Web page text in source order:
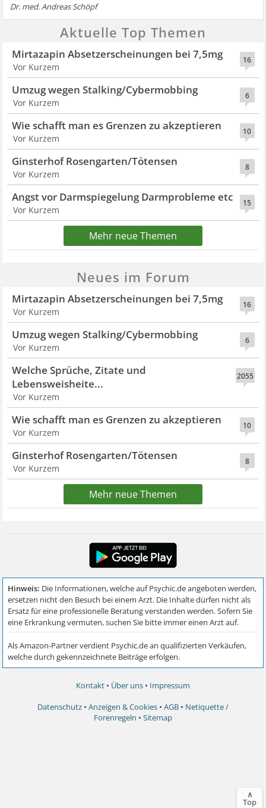
Dr. med. Andreas Schöpf
Aktuelle Top Themen
16
Mirtazapin Absetzerscheinungen bei 7,5mg
Vor Kurzem
6
Umzug wegen Stalking/Cybermobbing
Vor Kurzem
10
Wie schafft man es Grenzen zu akzeptieren
Vor Kurzem
8
Ginsterhof Rosengarten/Tötensen
Vor Kurzem
15
Angst vor Darmspiegelung Darmprobleme etc
Vor Kurzem
Mehr neue Themen
Neues im Forum
16
Mirtazapin Absetzerscheinungen bei 7,5mg
Vor Kurzem
6
Umzug wegen Stalking/Cybermobbing
Vor Kurzem
2055
Welche Sprüche, Zitate und
Lebensweisheite...
Vor Kurzem
10
Wie schafft man es Grenzen zu akzeptieren
Vor Kurzem
8
Ginsterhof Rosengarten/Tötensen
Vor Kurzem
Mehr neue Themen
Kontakt • Über uns • Impressum
Datenschutz • Anzeigen & Cookies • AGB • Netiquette /
Forenregeln • Sitemap
∧
Top